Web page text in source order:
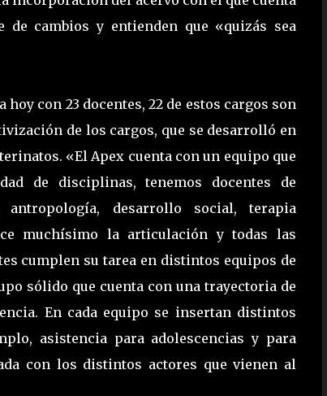
cambios y entienden que «quizás sea
con 23 docentes, 22 de estos cargos son
de los cargos, que se desarrolló en
«El Apex cuenta con un equipo que
de disciplinas, tenemos docentes de
desarrollo social, terapia
muchísimo la articulación y todas las
cumplen su tarea en distintos equipos de
sólido que cuenta con una trayectoria de
En cada equipo se insertan distintos
asistencia para adolescencias y para
con los distintos actores que vienen al